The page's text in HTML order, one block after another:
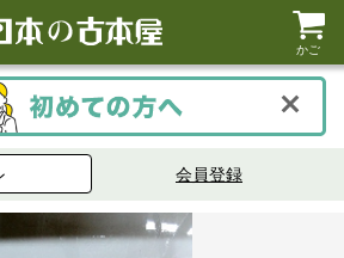
かご
会員登録